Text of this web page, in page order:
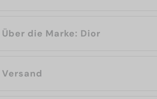
Über die Marke: Dior
Versand